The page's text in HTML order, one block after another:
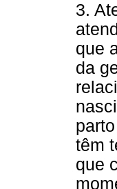
3.
que
da
têm
que